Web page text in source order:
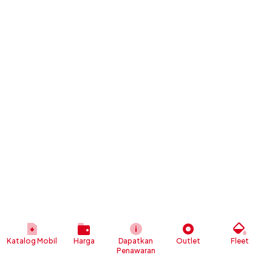
Katalog Mobil Harga
Dapatkan
Penawaran
Outlet Fleet